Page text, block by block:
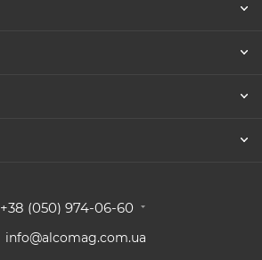
+38 (050) 974-06-60
info@alcomag.com.ua